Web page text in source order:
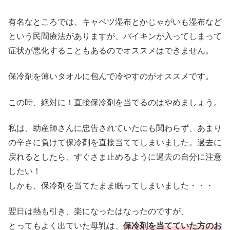
有名なところでは、キャベツ湿布とかじゃがいも湿布など
という民間療法がありますが、バイキンが入ってしまって
症状が悪化することもあるのでオススメはできません。
保冷剤を薄いタオルに包んで冷やすのがオススメです。
この時、絶対に！直接保冷剤を当てるのはやめましょう。
私は、助産師さんに忠告されていたにも関わらず、あまり
の辛さに負けて保冷剤を直接当ててしまいました。過去に
戻れるとしたら、すぐさま止めるように過去の自分に注意
したい！
しかも、保冷剤を当てたまま眠ってしまいました・・・
翌日は熱も引き、楽になったはなったのですが、
とってもよく出ていた母乳は、 保冷剤を当てていた方のお